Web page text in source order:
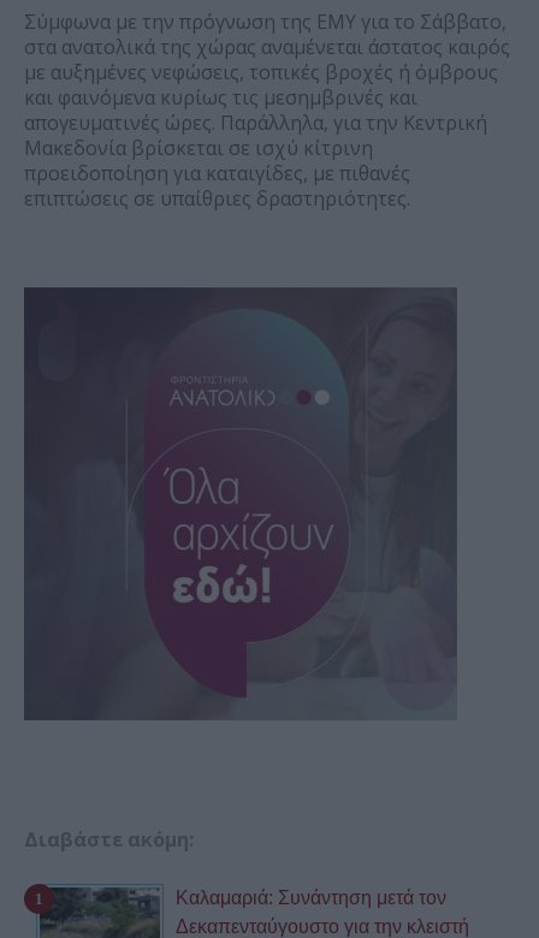
Σύμφωνα με την πρόγνωση της ΕΜΥ για το Σάββατο,
στα ανατολικά της χώρας αναμένεται άστατος καιρός
με αυξημένες νεφώσεις, τοπικές βροχές ή όμβρους
και φαινόμενα κυρίως τις μεσημβρινές και
απογευματινές ώρες. Παράλληλα, για την Κεντρική
Μακεδονία βρίσκεται σε ισχύ κίτρινη
προειδοποίηση για καταιγίδες, με πιθανές
επιπτώσεις σε υπαίθριες δραστηριότητες.
Διαβάστε ακόμη:
Καλαμαριά: Συνάντηση μετά τον
Δεκαπενταύγουστο για την κλειστή